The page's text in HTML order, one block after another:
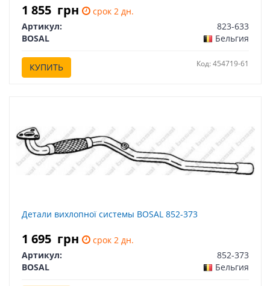
1 855 грн
срок 2 дн.
Артикул:
823-633
BOSAL
Бельгия
КУПИТЬ Код: 454719-61
Детали вихлопної системы BOSAL 852-373
1 695 грн
срок 2 дн.
Артикул:
852-373
BOSAL
Бельгия